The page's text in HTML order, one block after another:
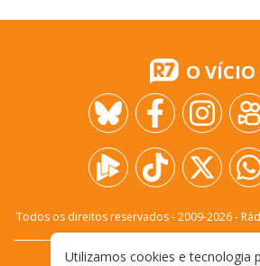
O VÍCIO
Todos os direitos reservados - 2009-2026-
Utilizamos cookies e tecnologia